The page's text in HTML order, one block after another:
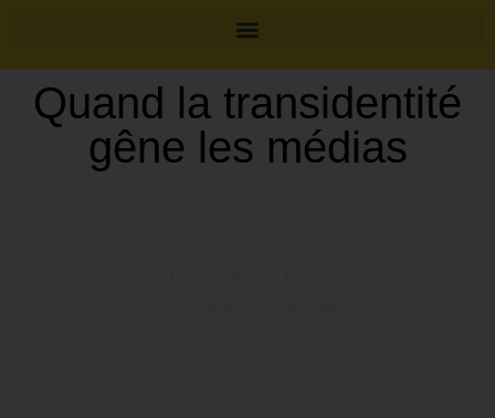
Quand la transidentité
gêne les médias